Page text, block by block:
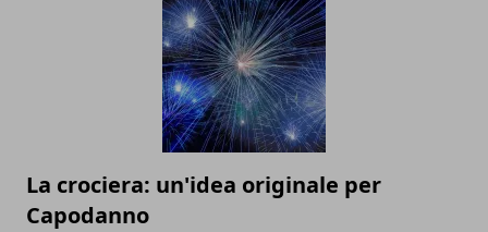
La crociera: un'idea originale per
Capodanno